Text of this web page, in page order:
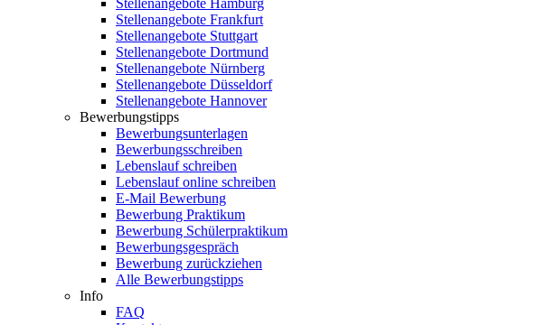
Stellenangebote Hamburg
Stellenangebote Frankfurt
Stellenangebote Stuttgart
Stellenangebote Dortmund
Stellenangebote Nürnberg
Stellenangebote Düsseldorf
Stellenangebote Hannover
Bewerbungstipps
Bewerbungsunterlagen
Bewerbungsschreiben
Lebenslauf schreiben
Lebenslauf online schreiben
E-Mail Bewerbung
Bewerbung Praktikum
Bewerbung Schülerpraktikum
Bewerbungsgespräch
Bewerbung zurückziehen
Alle Bewerbungstipps
Info
FAQ